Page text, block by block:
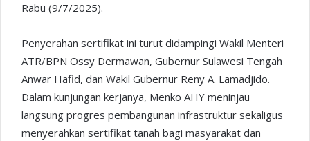
Rabu (9/7/2025).
Penyerahan sertifikat ini turut didampingi Wakil Menteri
ATR/BPN Ossy Dermawan, Gubernur Sulawesi Tengah
Anwar Hafid, dan Wakil Gubernur Reny A. Lamadjido.
Dalam kunjungan kerjanya, Menko AHY meninjau
langsung progres pembangunan infrastruktur sekaligus
menyerahkan sertifikat tanah bagi masyarakat dan